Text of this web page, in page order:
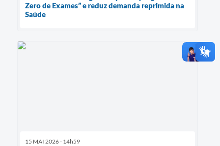
Zero de Exames” e reduz demanda reprimida na
Saúde
15 MAI 2026 - 14h59